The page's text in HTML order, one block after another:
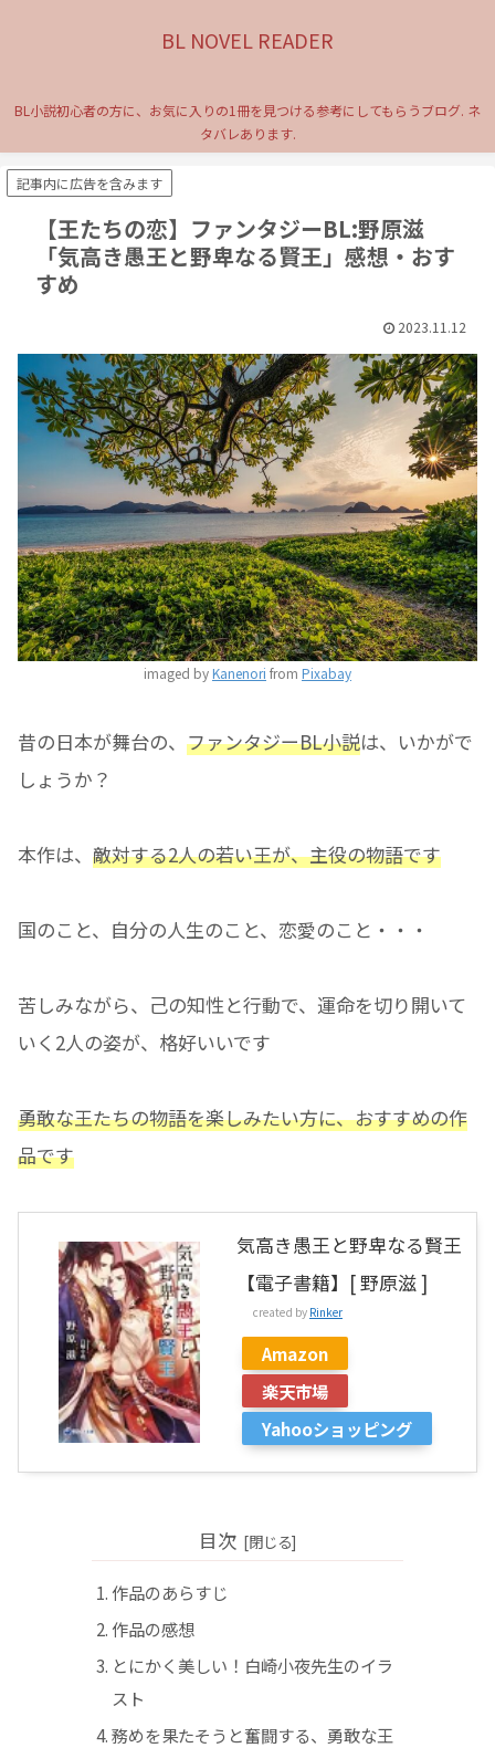
BL NOVEL READER
BL小説初心者の方に、お気に入りの1冊を見つける参考にしてもらうブログ. ネ
タバレあります.
記事内に広告を含みます
【王たちの恋】ファンタジーBL:野原滋
「気高き愚王と野卑なる賢王」感想・おす
すめ
2023.11.12
imaged byKanenori from Pixabay
昔の日本が舞台の、 ファンタジーBL小説は、いかがで
しょうか？
本作は、 敵対する2人の若い王が、主役の物語です
国のこと、自分の人生のこと、恋愛のこと・・・
苦しみながら、己の知性と行動で、運命を切り開いて
いく2人の姿が、格好いいです
勇敢な王たちの物語を楽しみたい方に、おすすめの作
品です
気高き愚王と野卑なる賢王
【電子書籍】[ 野原滋 ]
created by Rinker
Amazon
楽天市場
Yahooショッピング
目次
作品のあらすじ
作品の感想
とにかく美しい！白崎小夜先生のイラ
スト
務めを果たそうと奮闘する、勇敢な王